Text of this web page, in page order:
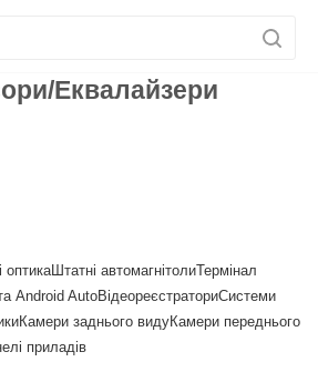
Еквалайзери
оптикаШтатні автомагнітолиТермінал
Android AutoВідеореєстраториСистеми
Камери заднього видуКамери переднього
приладів